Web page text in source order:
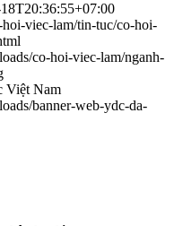
viec-lam/tin-tuc/co-hoi-
co-hoi-viec-lam/nganh-
Việt Nam
banner-web-ydc-da-